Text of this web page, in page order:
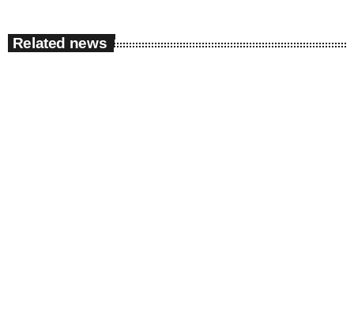
Related news